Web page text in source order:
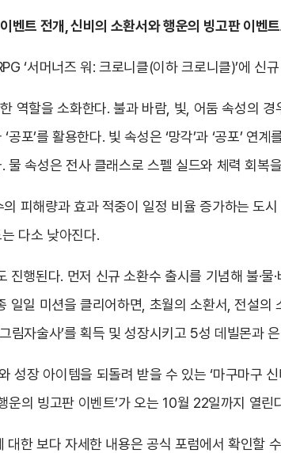
벤트 전개, 신비의 소환서와 행운의 빙고판 이벤트
‘서머너즈 워: 크로니클(이하 크로니클)’에 신
역할을 소화한다. 불과 바람, 빛, 어둠 속성의
공포’를 활용한다. 빛 속성은 ‘망각’과 ‘공포’ 연
물 속성은 전사 클래스로 스펠 실드와 체력 회복
의 피해량과 효과 적중이 일정 비율 증가하는 도
다소 낮아진다.
진행된다. 먼저 신규 소환수 출시를 기념해 불·
일일 미션을 클리어하면, 초월의 소환서, 전설
림자술사’를 획득 및 성장시키고 5성 데빌몬과
성장 아이템을 되돌려 받을 수 있는 ‘마구마구
운의 빙고판 이벤트’가 오는 10월 22일까지 열린
대한 보다 자세한 내용은 공식 포럼에서 확인할